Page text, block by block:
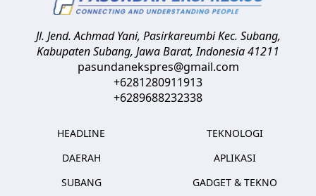
Jl. Jend. Achmad Yani, Pasirkareumbi Kec. Subang,
Kabupaten Subang, Jawa Barat,Indonesia41211
pasundanekspres@gmail.com
+6281280911913
+6289688232338
HEADLINE
DAERAH
SUBANG
TEKNOLOGI
APLIKASI
GADGET & TEKNO